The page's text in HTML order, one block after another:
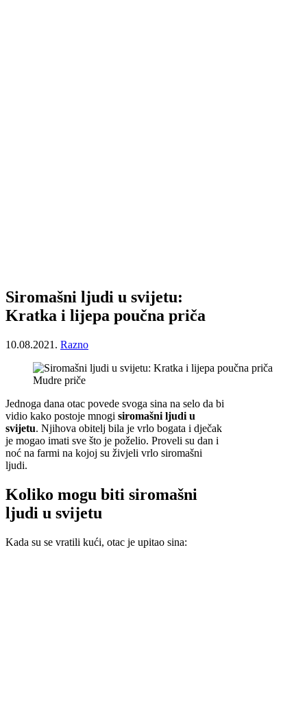
Siromašni ljudi u svijetu:
Kratka i lijepa poučna priča
10.08.2021. Razno
Mudre priče
Jednoga dana otac povede svoga sina na selo da bi
vidio kako postoje mnogi siromašni ljudi u
svijetu. Njihova obitelj bila je vrlo bogata i dječak
je mogao imati sve što je poželio. Proveli su dan i
noć na farmi na kojoj su živjeli vrlo siromašni
ljudi.
Koliko mogu biti siromašni
ljudi u svijetu
Kada su se vratili kući, otac je upitao sina: